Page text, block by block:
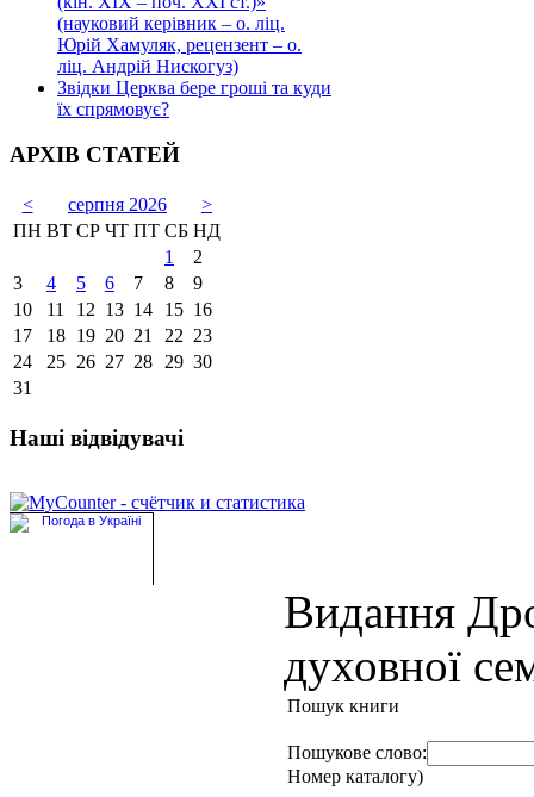
(науковий керівник – о. ліц.
Юрій Хамуляк, рецензент – о.
ліц. Андрій Нискогуз)
Звідки Церква бере гроші та куди
їх спрямовує?
АРХІВ СТАТЕЙ
< серпня 2026
>
ПН ВТ СР ЧТ ПТ СБ НД
1
2
3
4 5 6 7 8
9
10
11 12 13 14 15 16
17
18 19 20 21 22 23
24
25 26 27 28 29 30
31
Наші відвідувачі
Видання
духовної
Пошук книги
Пошукове слово:
Номер каталогу)